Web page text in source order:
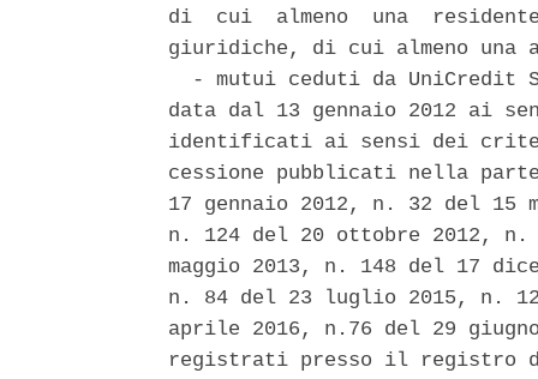
di  cui  almeno  una
giuridiche, di cui almeno
- mutui ceduti da UniCredit
data dal 13 gennaio 2012 ai
identificati ai sensi dei
cessione pubblicati nella
17 gennaio 2012, n. 32 del 15
n. 124 del 20 ottobre 2012, n.
maggio 2013, n. 148 del 17
n. 84 del 23 luglio 2015, n.
aprile 2016, n.76 del 29
registrati presso il registro